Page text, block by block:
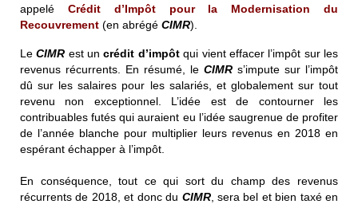
appelé Crédit d’Impôt pour la Modernisation du
Recouvrement (en abrégé CIMR).
LeCIMR est uncrédit d’impôtqui vient effacer l’impôt sur les
revenus récurrents. En résumé, le CIMR s’impute sur l’impôt
dû sur les salaires pour les salariés, et globalement sur tout
revenu non exceptionnel. L’idée est de contourner les
contribuables futés qui auraient eu l’idée saugrenue de profiter
de l’année blanche pour multiplier leurs revenus en 2018 en
espérant échapper à l’impôt.
En conséquence, tout ce qui sort du champ des revenus
récurrents de 2018, et donc du CIMR, sera bel et bien taxé en